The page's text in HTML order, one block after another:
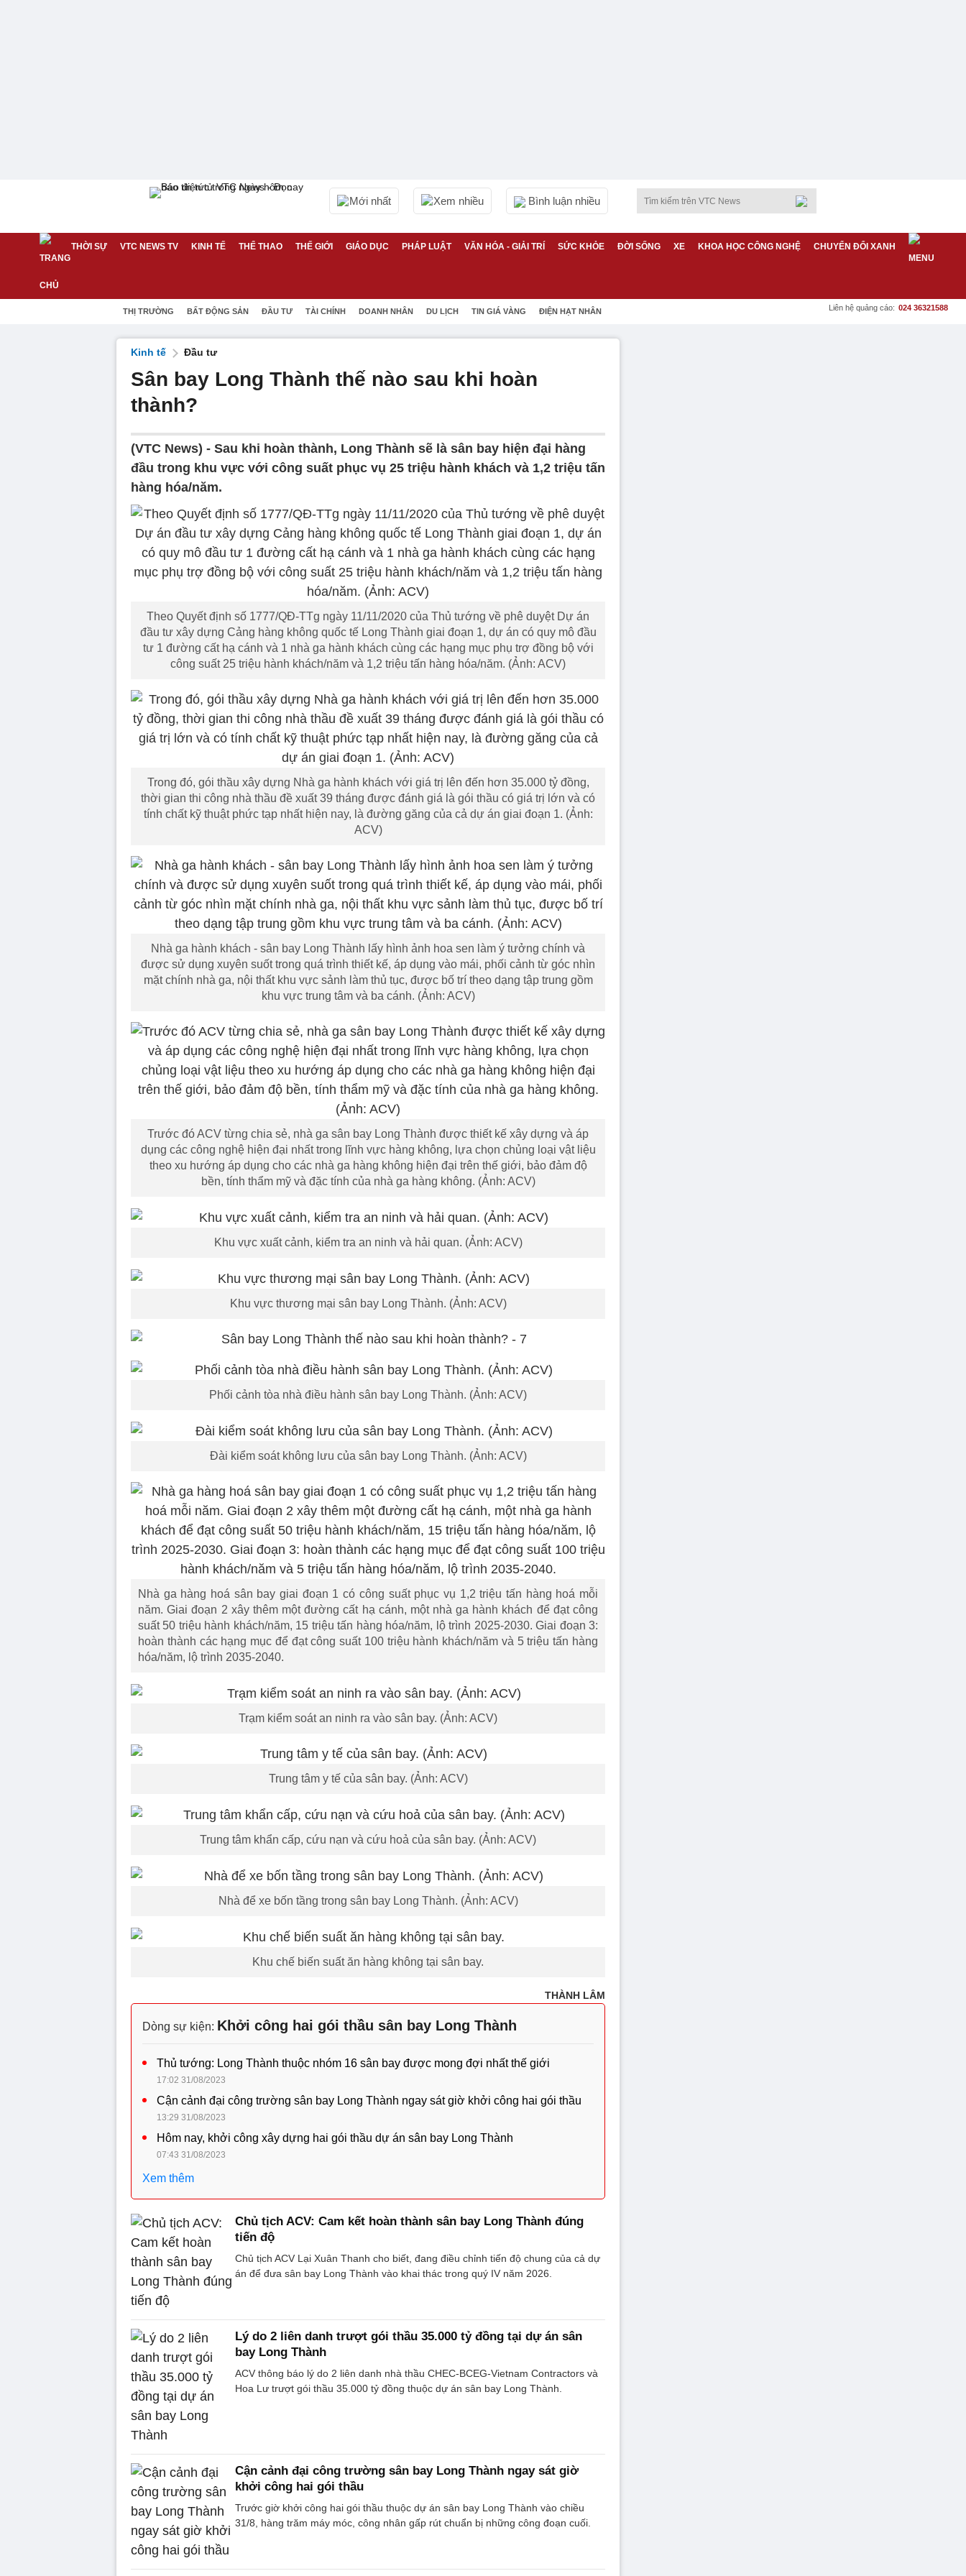
Mới nhất Xem nhiều Bình luận nhiều
THỜI SỰ VTC NEWS TV KINH TẾ THỂ THAO THẾ GIỚI GIÁO DỤC PHÁP LUẬT VĂN HÓA - GIẢI TRÍ SỨC KHỎE ĐỜI SỐNG XE KHOA HỌC CÔNG NGHỆ CHUYỂN ĐỔI XANH
THỊ TRƯỜNG BẤT ĐỘNG SẢN ĐẦU TƯ TÀI CHÍNH DOANH NHÂN DU LỊCH TIN GIÁ VÀNG ĐIỆN HẠT NHÂN Liên hệ quảng cáo: 024 36321588
Kinh tế Đầu tư
Sân bay Long Thành thế nào sau khi hoàn
thành?
(VTC News) - Sau khi hoàn thành, Long Thành sẽ là sân bay hiện đại hàng
đầu trong khu vực với công suất phục vụ 25 triệu hành khách và 1,2 triệu tấn
hàng hóa/năm.
Theo Quyết định số 1777/QĐ-TTg ngày 11/11/2020 của Thủ tướng về phê duyệt Dự án
đầu tư xây dựng Cảng hàng không quốc tế Long Thành giai đoạn 1, dự án có quy mô đầu
tư 1 đường cất hạ cánh và 1 nhà ga hành khách cùng các hạng mục phụ trợ đồng bộ với
công suất 25 triệu hành khách/năm và 1,2 triệu tấn hàng hóa/năm. (Ảnh: ACV)
Trong đó, gói thầu xây dựng Nhà ga hành khách với giá trị lên đến hơn 35.000 tỷ đồng,
thời gian thi công nhà thầu đề xuất 39 tháng được đánh giá là gói thầu có giá trị lớn và có
tính chất kỹ thuật phức tạp nhất hiện nay, là đường găng của cả dự án giai đoạn 1. (Ảnh:
ACV)
Nhà ga hành khách - sân bay Long Thành lấy hình ảnh hoa sen làm ý tưởng chính và
được sử dụng xuyên suốt trong quá trình thiết kế, áp dụng vào mái, phối cảnh từ góc nhìn
mặt chính nhà ga, nội thất khu vực sảnh làm thủ tục, được bố trí theo dạng tập trung gồm
khu vực trung tâm và ba cánh. (Ảnh: ACV)
Trước đó ACV từng chia sẻ, nhà ga sân bay Long Thành được thiết kế xây dựng và áp
dụng các công nghệ hiện đại nhất trong lĩnh vực hàng không, lựa chọn chủng loại vật liệu
theo xu hướng áp dụng cho các nhà ga hàng không hiện đại trên thế giới, bảo đảm độ
bền, tính thẩm mỹ và đặc tính của nhà ga hàng không. (Ảnh: ACV)
Khu vực xuất cảnh, kiểm tra an ninh và hải quan. (Ảnh: ACV)
Khu vực thương mại sân bay Long Thành. (Ảnh: ACV)
Phối cảnh tòa nhà điều hành sân bay Long Thành. (Ảnh: ACV)
Đài kiểm soát không lưu của sân bay Long Thành. (Ảnh: ACV)
Nhà ga hàng hoá sân bay giai đoạn 1 có công suất phục vụ 1,2 triệu tấn hàng hoá mỗi
năm. Giai đoạn 2 xây thêm một đường cất hạ cánh, một nhà ga hành khách để đạt công
suất 50 triệu hành khách/năm, 15 triệu tấn hàng hóa/năm, lộ trình 2025-2030. Giai đoạn 3:
hoàn thành các hạng mục để đạt công suất 100 triệu hành khách/năm và 5 triệu tấn hàng
hóa/năm, lộ trình 2035-2040.
Trạm kiểm soát an ninh ra vào sân bay. (Ảnh: ACV)
Trung tâm y tế của sân bay. (Ảnh: ACV)
Trung tâm khẩn cấp, cứu nạn và cứu hoả của sân bay. (Ảnh: ACV)
Nhà để xe bốn tầng trong sân bay Long Thành. (Ảnh: ACV)
Khu chế biến suất ăn hàng không tại sân bay.
THÀNH LÂM
Dòng sự kiện: Khởi công hai gói thầu sân bay Long Thành
Thủ tướng: Long Thành thuộc nhóm 16 sân bay được mong đợi nhất thế giới
17:02 31/08/2023
Cận cảnh đại công trường sân bay Long Thành ngay sát giờ khởi công hai gói thầu
13:29 31/08/2023
Hôm nay, khởi công xây dựng hai gói thầu dự án sân bay Long Thành
07:43 31/08/2023
Xem thêm
Chủ tịch ACV: Cam kết hoàn thành sân bay Long Thành đúng
tiến độ
Chủ tịch ACV Lại Xuân Thanh cho biết, đang điều chỉnh tiến độ chung của cả dự
án để đưa sân bay Long Thành vào khai thác trong quý IV năm 2026.
Lý do 2 liên danh trượt gói thầu 35.000 tỷ đồng tại dự án sân
bay Long Thành
ACV thông báo lý do 2 liên danh nhà thầu CHEC-BCEG-Vietnam Contractors và
Hoa Lư trượt gói thầu 35.000 tỷ đồng thuộc dự án sân bay Long Thành.
Cận cảnh đại công trường sân bay Long Thành ngay sát giờ
khởi công hai gói thầu
Trước giờ khởi công hai gói thầu thuộc dự án sân bay Long Thành vào chiều
31/8, hàng trăm máy móc, công nhân gấp rút chuẩn bị những công đoạn cuối.